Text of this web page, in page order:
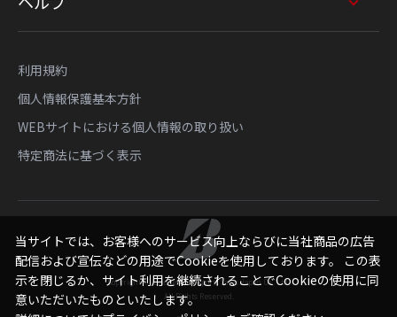
利用規約
個人情報保護基本方針
WEBサイトにおける個人情報の取り扱い
特定商法に基づく表示
Copyright © Bridgestone Sports Sales Japan Co., Ltd.
All Rights Reserved.
当サイトでは、お客様へのサービス向上ならびに当社商品の広告
配信および宣伝などの用途でCookieを使用しております。 この表
示を閉じるか、サイト利用を継続されることでCookieの使用に同
意いただいたものといたします。